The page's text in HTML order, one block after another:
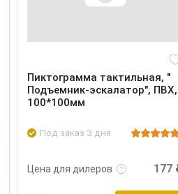
Пиктограмма тактильная, "
Подъемник-эскалатор", ПВХ,
100*100мм
Под заказ 3 дня
Цена для дилеров
Подробнее Войти
177